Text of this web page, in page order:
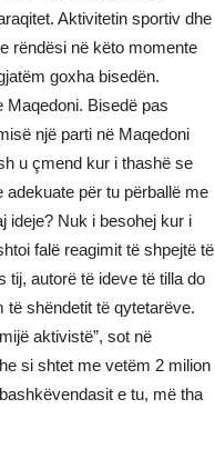
Aktivitetin sportiv dhe
rëndësi në këto momente
goxha bisedën.
Maqedoni. Bisedë pas
një parti në Maqedoni
u çmend kur i thashë se
për tu përballë me
ideje? Nuk i besohej kur i
falë reagimit të shpejtë të
tij, autorë të ideve të tilla do
të shëndetit të qytetarëve.
aktivistë”, sot në
si shtet me vetëm 2 milion
e tu, më tha